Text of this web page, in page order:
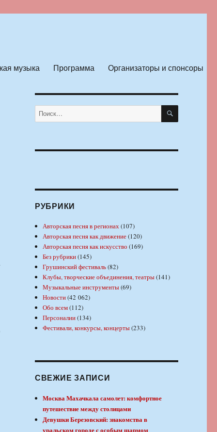
музыка Программа Организаторы и спонсоры
Искать: ПОИСК
РУБРИКИ
Авторская песня в регионах(107)
Авторская песня как движение(120)
Авторская песня как искусство (169)
Без рубрики(145)
Грушинский фестиваль(82)
Клубы, творческие объединения, театры(141)
Музыкальные инструменты(69)
Новости(42 062)
Обо всем(112)
Персоналии(134)
Фестивали, конкурсы, концерты(233)
СВЕЖИЕ ЗАПИСИ
Москва Махачкала самолет: комфортное
путешествие между столицами
Девушки Березовский: знакомства в
уральском городе с особым шармом